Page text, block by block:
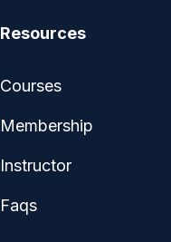
Resources
Courses
Membership
Instructor
Faqs